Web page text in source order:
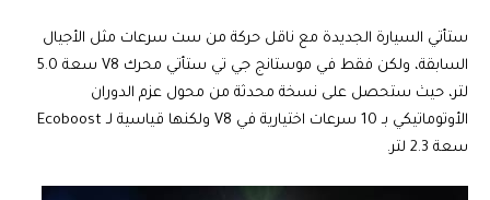
ستأتي السيارة الجديدة مع ناقل حركة من ست سرعات مثل الأجيال
السابقة، ولكن فقط في موستانج جي تي ستأتي محرك V8 سعة 5.0
لتر، حيث ستحصل على نسخة محدثة من محول عزم الدوران
الأوتوماتيكي بـ 10 سرعات اختيارية في V8 ولكنها قياسية لـ Ecoboost
سعة 2.3 لتر.